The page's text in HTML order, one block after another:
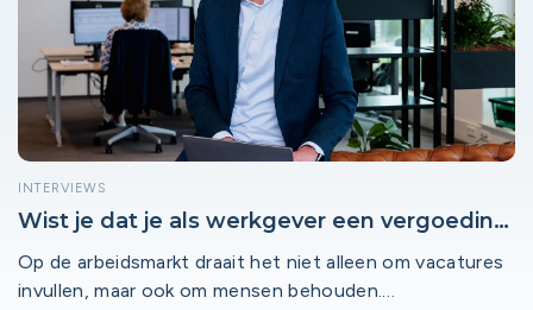
INTERVIEWS
Wist je dat je als werkgever een vergoeding
Op de arbeidsmarkt draait het niet alleen om vacatures
invullen, maar ook om mensen behouden.